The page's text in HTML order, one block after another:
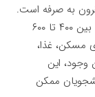
به صرفه است.
به طور متوسط، دانشجویان می‌توانند با هزینه‌ای بین ۴۰۰ تا ۶۰۰
مسکن، غذا،
وجود، این
ممکن